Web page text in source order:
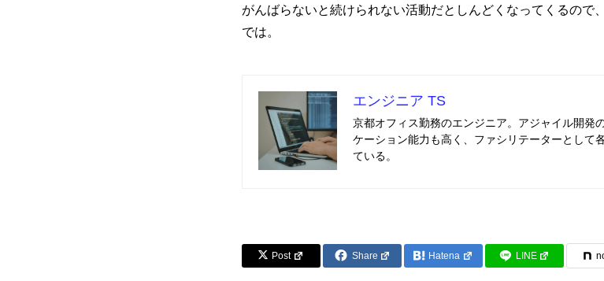
がんばらないと続けられない活動だとしんどくなってくるので
では。
エンジニア TS
京都オフィス勤務のエンジニア。アジャイル開発
ケーション能力も高く、ファシリテーターとして
ている。
Post Share Hatena LINE